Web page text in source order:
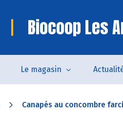
Biocoop Les
Le magasin
Canapés au concombre farci